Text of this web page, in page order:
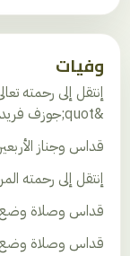
وفيات
&quot;جوزف فريد الحاج&quot; متمماً واجباته الدينية.
قداس وجناز
إنتقل إلى رحمته
قداس وصلاة وضع
قداس وصلاة وضع